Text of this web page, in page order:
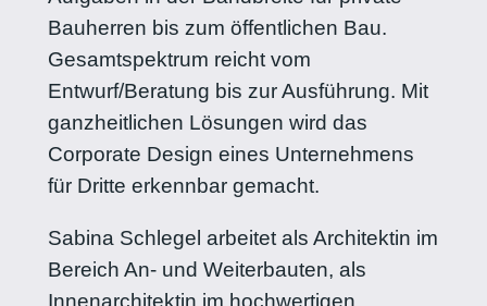
Bauherren bis zum öffentlichen Bau.
Gesamtspektrum reicht vom
Entwurf/Beratung bis zur Ausführung. Mit
ganzheitlichen Lösungen wird das
Corporate Design eines Unternehmens
für Dritte erkennbar gemacht.
Sabina Schlegel arbeitet als Architektin im
Bereich An- und Weiterbauten, als
Innenarchitektin im hochwertigen